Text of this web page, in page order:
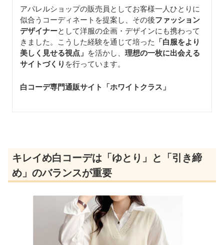
アパレルショップの販売員としてお客様一人ひとりに
似合うコーディネートを提案し、その後ファッション
デザイナーとして洋服の企画・デザインにも携わって
きました。こうした経験を通じて培った 「白服をより
美しく見せる視点」 を活かし、 理想の一枚に出会える
サイトづくり を行っています。
白コーデ専門通販サイト「ホワイトクラス 」
キレイめ白コーデは「ゆとり」と「引き締
め」のバランスが重要